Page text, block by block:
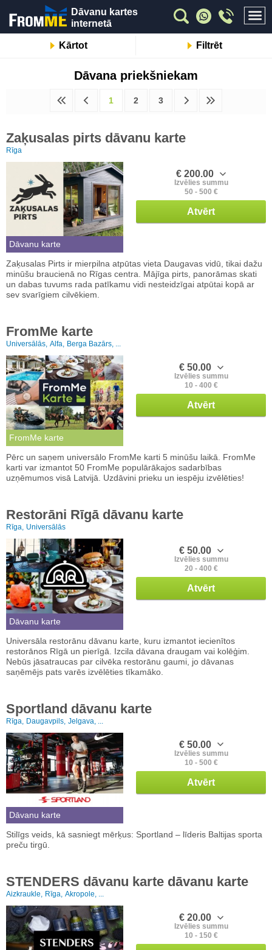
Dāvanu kartes
internetā
Kārtot Filtrēt
Dāvana priekšniekam
1 2 3
Zaķusalas pirts dāvanu karte
Rīga
Dāvanu karte
€ 200.00
Izvēlies summu
50 - 500 €
Atvērt
Zaķusalas Pirts ir mierpilna atpūtas vieta Daugavas vidū, tikai dažu
minūšu braucienā no Rīgas centra. Mājīga pirts, panorāmas skati
un dabas tuvums rada patīkamu vidi nesteidzīgai atpūtai kopā ar
sev svarīgiem cilvēkiem.
FromMe karte
Universālās, Alfa, Berga Bazārs, ...
FromMe karte
€ 50.00
Izvēlies summu
10 - 400 €
Atvērt
Pērc un saņem universālo FromMe karti 5 minūšu laikā. FromMe
karti var izmantot 50 FromMe populārākajos sadarbības
uzņēmumos visā Latvijā. Uzdāvini prieku un iespēju izvēlēties!
Restorāni Rīgā dāvanu karte
Rīga, Universālās
Dāvanu karte
€ 50.00
Izvēlies summu
20 - 400 €
Atvērt
Universāla restorānu dāvanu karte, kuru izmantot iecienītos
restorānos Rīgā un pierīgā. Izcila dāvana draugam vai kolēģim.
Nebūs jāsatraucas par cilvēka restorānu gaumi, jo dāvanas
saņēmējs pats varēs izvēlēties tīkamāko.
Sportland dāvanu karte
Rīga, Daugavpils, Jelgava, ...
Dāvanu karte
€ 50.00
Izvēlies summu
10 - 500 €
Atvērt
Stilīgs veids, kā sasniegt mērķus: Sportland – līderis Baltijas sporta
preču tirgū.
STENDERS dāvanu karte dāvanu karte
Aizkraukle, Rīga, Akropole, ...
€ 20.00
Izvēlies summu
10 - 150 €